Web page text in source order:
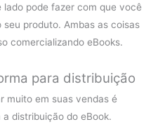
lado pode fazer com que você
produto. Ambas as coisas
comercializando eBooks.
para distribuição
muito em suas vendas é
distribuição do eBook.